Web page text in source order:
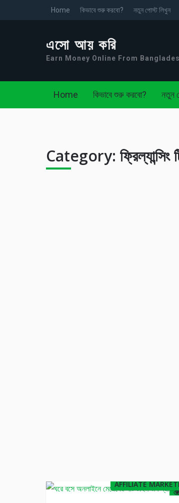
Home কিভাবে শুরু করবো? নতুন পোস্ট লিখুন
এসো আয় করি
Earn Money Online From
Home কিভাবে শুরু করবো? নতুন
Category: ফ্রিল্যান্সিং
AFFILIATE